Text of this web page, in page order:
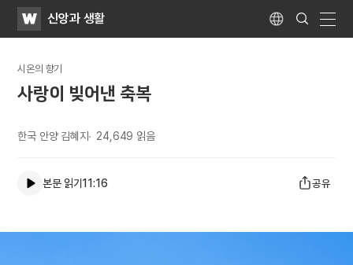
WATV신앙과 생활 Language
Search
Submit
시온의 향기
사랑이 빚어낸 축복
한국 안양 김혜지 24,649 읽음
본문 읽기11:16 공유